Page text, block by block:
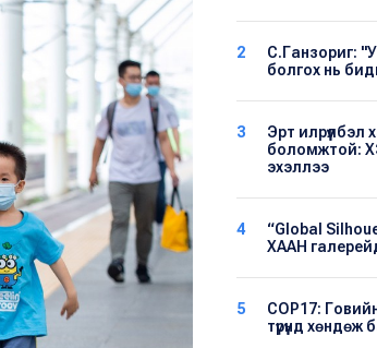
2
С.Ганзориг:
болгох нь
3
Эрт илрүүлбэл
боломжтой:
эхэллээ
4
“Global
ХААН
5
COP17:
түрүүнд хөндөж